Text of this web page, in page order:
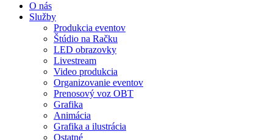
O nás
Služby
Produkcia eventov
Štúdio na Račku
LED obrazovky
Livestream
Video produkcia
Organizovanie eventov
Prenosový voz OBT
Grafika
Animácia
Grafika a ilustrácia
Ostatné